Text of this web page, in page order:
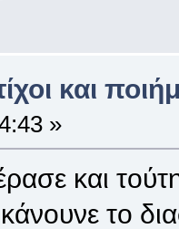
και
»
και
το